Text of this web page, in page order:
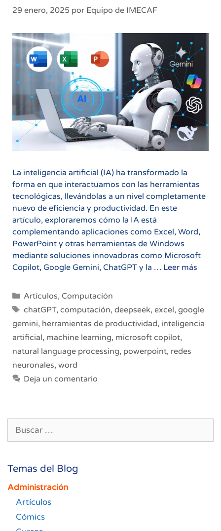
29 enero, 2025 por Equipo de IMECAF
La inteligencia artificial (IA) ha transformado la
forma en que interactuamos con las herramientas
tecnológicas, llevándolas a un nivel completamente
nuevo de eficiencia y productividad. En este
artículo, exploraremos cómo la IA está
complementando aplicaciones como Excel, Word,
PowerPoint y otras herramientas de Windows
mediante soluciones innovadoras como Microsoft
Copilot, Google Gemini, ChatGPT y la … Leer más
tus
Categorías
Artículos, Computación
Etiquetas
chatGPT, computación, deepseek, excel, google
gemini, herramientas de productividad, inteligencia
artificial, machine learning, microsoft copilot,
natural language processing, powerpoint, redes
neuronales, word
Deja un comentario
Temas del Blog
Administración
Artículos
Cómics